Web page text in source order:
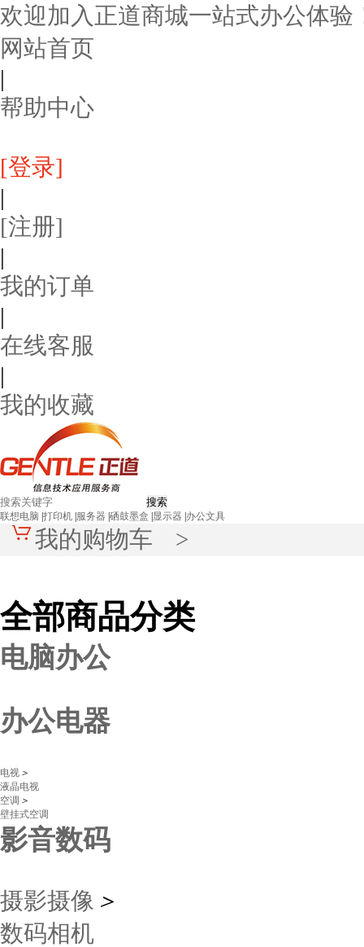
欢迎加入正道商城一站式办公体验
网站首页
|
帮助中心
[登录]
|
[注册]
|
我的订单
|
在线客服
|
我的收藏
联想电脑 打印机 服务器 硒鼓墨盒 显示器 办公文具
我的购物车 >
全部商品分类
电脑办公
办公电器
电视 ＞
液晶电视
空调 ＞
壁挂式空调
影音数码
摄影摄像 ＞
数码相机